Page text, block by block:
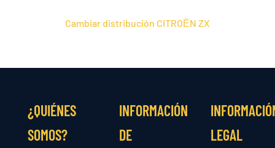
Cambiar distribución CITROЁN ZX
¿QUIÉNES
SOMOS?
INFORMACIÓN
DE
LEGAL